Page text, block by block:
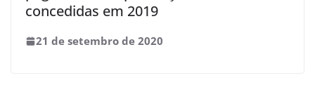
concedidas em 2019
21 de setembro de 2020